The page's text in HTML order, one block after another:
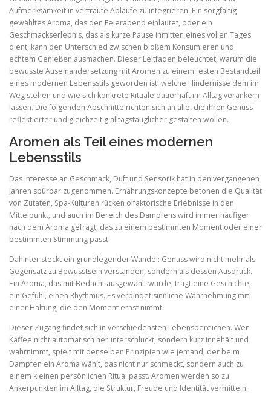
Aufmerksamkeit in vertraute Abläufe zu integrieren. Ein sorgfältig
gewähltes Aroma, das den Feierabend einläutet, oder ein
Geschmackserlebnis, das als kurze Pause inmitten eines vollen Tages
dient, kann den Unterschied zwischen bloßem Konsumieren und
echtem Genießen ausmachen. Dieser Leitfaden beleuchtet, warum die
bewusste Auseinandersetzung mit Aromen zu einem festen Bestandteil
eines modernen Lebensstils geworden ist, welche Hindernisse dem im
Weg stehen und wie sich konkrete Rituale dauerhaft im Alltag verankern
lassen. Die folgenden Abschnitte richten sich an alle, die ihren Genuss
reflektierter und gleichzeitig alltagstauglicher gestalten wollen.
Aromen als Teil eines modernen
Lebensstils
Das Interesse an Geschmack, Duft und Sensorik hat in den vergangenen
Jahren spürbar zugenommen. Ernährungskonzepte betonen die Qualität
von Zutaten, Spa-Kulturen rücken olfaktorische Erlebnisse in den
Mittelpunkt, und auch im Bereich des Dampfens wird immer häufiger
nach dem Aroma gefragt, das zu einem bestimmten Moment oder einer
bestimmten Stimmung passt.
Dahinter steckt ein grundlegender Wandel: Genuss wird nicht mehr als
Gegensatz zu Bewusstsein verstanden, sondern als dessen Ausdruck.
Ein Aroma, das mit Bedacht ausgewählt wurde, trägt eine Geschichte,
ein Gefühl, einen Rhythmus. Es verbindet sinnliche Wahrnehmung mit
einer Haltung, die den Moment ernst nimmt.
Dieser Zugang findet sich in verschiedensten Lebensbereichen. Wer
Kaffee nicht automatisch herunterschluckt, sondern kurz innehält und
wahrnimmt, spielt mit denselben Prinzipien wie jemand, der beim
Dampfen ein Aroma wählt, das nicht nur schmeckt, sondern auch zu
einem kleinen persönlichen Ritual passt. Aromen werden so zu
Ankerpunkten im Alltag, die Struktur, Freude und Identität vermitteln.